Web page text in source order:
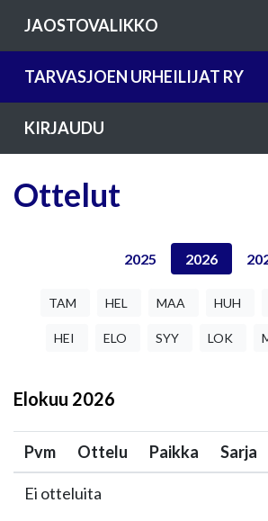
JAOSTOVALIKKO
TARVASJOEN URHEILIJAT RY
KIRJAUDU
Ottelut
2025 2026
TAM HEL MAA HUH
HEI ELO SYY LOK
Elokuu 2026
Pvm Ottelu Paikka Sarja
Ei otteluita